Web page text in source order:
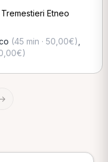
Etneo
(45 min · 50,00€)